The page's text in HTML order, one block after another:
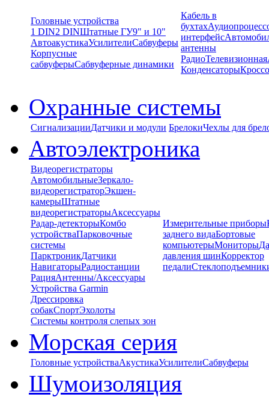
Головные устройства
1 DIN2 DINШтатные ГУ9" и 10"
АвтоакустикаУсилителиСабвуферы
Корпусные
сабвуферыСабвуферные динамики
Кабель в
бухтах
интерфейс
антенны
РадиоТелевизионная
Конденсаторы
Охранные системы
СигнализацииДатчики и модули БрелокиЧехлы для
Автоэлектроника
Видеорегистраторы
АвтомобильныеЗеркало-
видеорегистраторЭкшен-
камерыШтатные
видеорегистраторыАксессуары
Радар-детекторыКомбо
устройстваПарковочные
системы
ПарктроникДатчики
НавигаторыРадиостанции
РацияАнтенны/Аксессуары
Устройства Garmin
Дрессировка
собакСпортЭхолоты
Системы контроля слепых зон
Измерительные приборы
заднего видаБортовые
компьютерыМониторы
давления шинКорректор
педали
Морская серия
Головные устройстваАкустикаУсилителиСабвуферы
Шумоизоляция